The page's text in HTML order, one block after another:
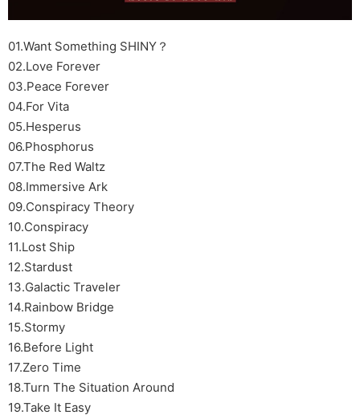
01.Want Something SHINY？
02.Love Forever
03.Peace Forever
04.For Vita
05.Hesperus
06.Phosphorus
07.The Red Waltz
08.Immersive Ark
09.Conspiracy Theory
10.Conspiracy
11.Lost Ship
12.Stardust
13.Galactic Traveler
14.Rainbow Bridge
15.Stormy
16.Before Light
17.Zero Time
18.Turn The Situation Around
19.Take It Easy